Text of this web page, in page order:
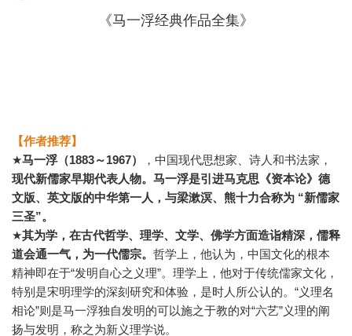
《马一浮经典作品全集》
【作者推荐】
★马一浮（1883～1967）
，中国现代思想家、诗人和书法家，
现代新儒家早期代表人物。马一浮是引进马克思《资本论》德
文版、英文版的中华第一人，与梁漱溟、熊十力合称为 “新儒家
三圣”。
★其为学，在古代哲学、理学、文学、佛学方面造诣精深，儒释
道会通一气，为一代儒宗。 哲学上，他认为，中国文化的根本
精神即在于“发明自心之义理”。理学上，他对于传统儒家文化，
特别是宋明理学的深刻研究和体验，是时人所公认的。“义理名
相论”则是马一浮独自发明的可以施之于教的对“六艺”义理的阐
扬与发明，称之为新义理学说。